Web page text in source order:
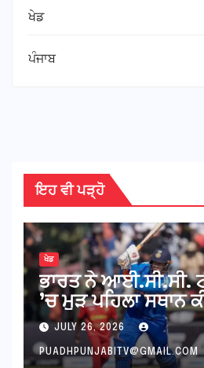
ਖੇਡ
ਪੰਜਾਬ
ਇਹ ਵੀ ਪੜ੍ਹੋ
ਖੇਡ
ਭਾਰਤ ਨੇ ਆਈ.ਸੀ.ਸੀ.
’ਚ ਮੁੜ ਪਹਿਲਾ ਸਥਾਨ
JULY 26, 2026
PUADHPUNJABITV@GMAIL.COM